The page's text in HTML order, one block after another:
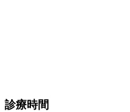
診療時間